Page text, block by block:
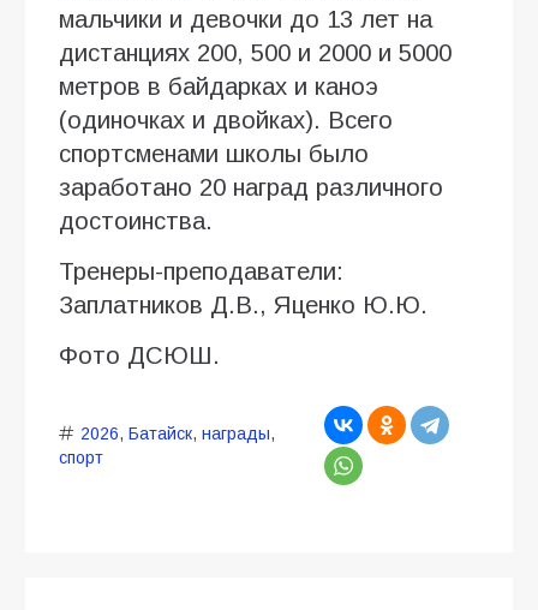
мальчики и девочки до 13 лет на
дистанциях 200, 500 и 2000 и 5000
метров в байдарках и каноэ
(одиночках и двойках). Всего
спортсменами школы было
заработано 20 наград различного
достоинства.
Тренеры-преподаватели:
Заплатников Д.В., Яценко Ю.Ю.
Фото ДСЮШ.
2026, Батайск, награды,
спорт